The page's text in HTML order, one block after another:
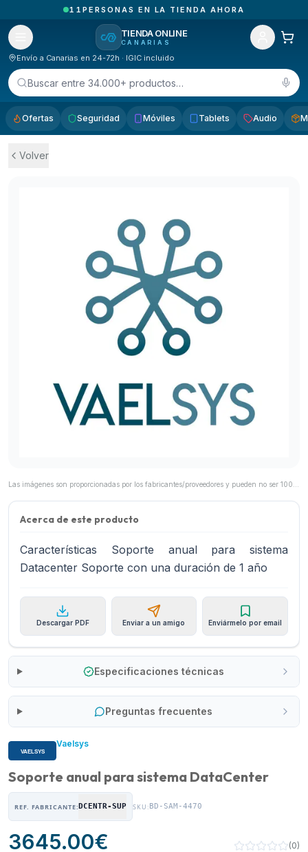
PEDIDOS RECIBIDOS HOY EN CANARIAS
TIENDA ONLINE
CANARIAS
Envío a Canarias en 24-72h · IGIC incluido
Buscar entre 34.000+ productos…
Ofertas Seguridad Móviles Tablets Audio
Volver
Acerca de este producto
Características Soporte anual para sistema
Datacenter Soporte con una duración de 1 año
Descargar PDF Enviar a un amigo Enviármelo por email
Especificaciones técnicas
Preguntas frecuentes
Vaelsys
Soporte anual para sistema DataCenter
REF. FABRICANTE:DCENTR-SUP SKU:BD-SAM-4470
3645.00€ (0)